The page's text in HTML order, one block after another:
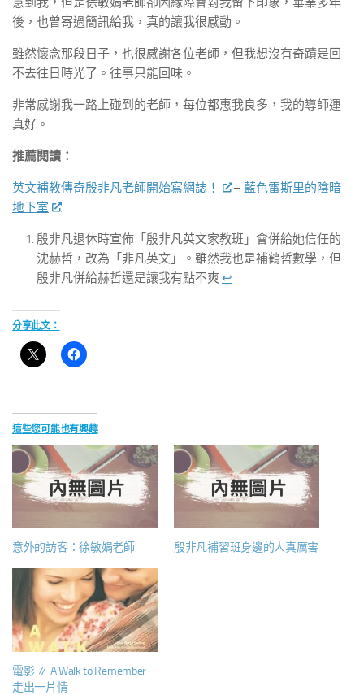
後，也曾寄過簡訊給我，真的讓我很感動。
雖然懷念那段日子，也很感謝各位老師，但我想沒有奇蹟是回
不去往日時光了。往事只能回味。
非常感謝我一路上碰到的老師，每位都惠我良多，我的導師運
真好。
推薦閱讀：
英文補教傳奇殷非凡老師開始寫網誌！ –藍色雷斯里的陰暗
地下室
殷非凡退休時宣佈「殷非凡英文家教班」會併給她信任的
沈赫哲，改為「非凡英文」。雖然我也是補鶴哲數學，但
殷非凡併給赫哲還是讓我有點不爽↩︎
分享此文：
這些您可能也有興趣
意外的訪客：徐敏娟老師 殷非凡補習班身邊的人真厲害
電影 ∥ A Walk to Remember
走出一片情